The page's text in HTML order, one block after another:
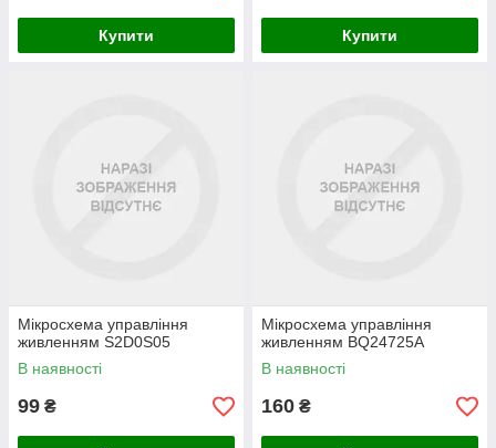
Купити Купити
Мікросхема управління
живленням S2D0S05
В наявності
99 ₴
Мікросхема управління
живленням BQ24725A
В наявності
160 ₴